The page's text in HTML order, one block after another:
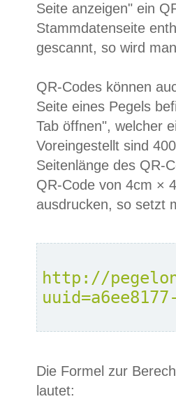
Seite anzeigen" ein
Stammdatenseite
gescannt, so wird
QR-Codes können
Seite eines Pegels
Tab öffnen", welcher
Voreingestellt sind
Seitenlänge des QR-
QR-Code von 4cm ×
ausdrucken, so setzt
http://
Die Formel zur
lautet: